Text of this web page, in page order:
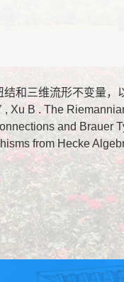
结和三维流形不变量
, Xu B . The
and Brauer
from Hecke